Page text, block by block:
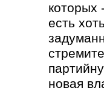
которых
есть
новая